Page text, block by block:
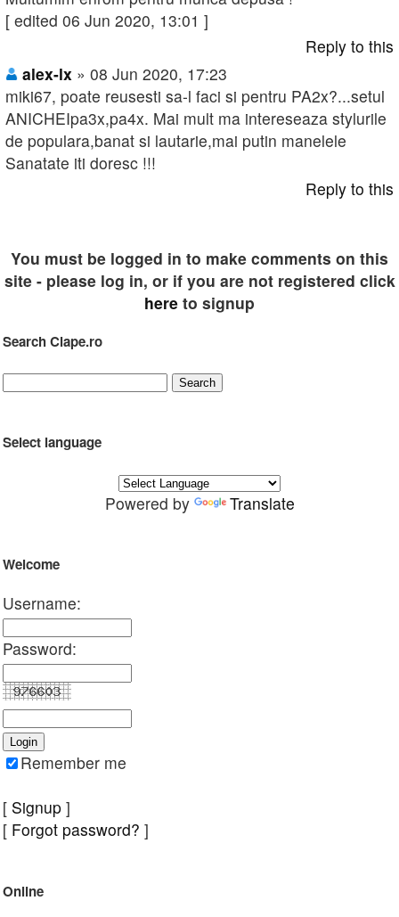
[ edited 06 Jun 2020, 13:01 ]
Reply to this
alex-lx » 08 Jun 2020, 17:23
miki67, poate reusesti sa-l faci si pentru PA2x?...setul
ANICHEIpa3x,pa4x. Mai mult ma intereseaza stylurile
de populara,banat si lautarie,mai putin manelele
Sanatate iti doresc !!!
Reply to this
You must be logged in to make comments on this
site - please log in, or if you are not registered click
here to signup
Search Clape.ro
Select language
Powered by Translate
Welcome
Username:
Password:
Remember me
[ Signup ]
[ Forgot password? ]
Online